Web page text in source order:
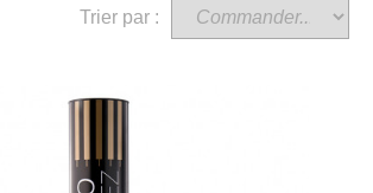
Trier par :